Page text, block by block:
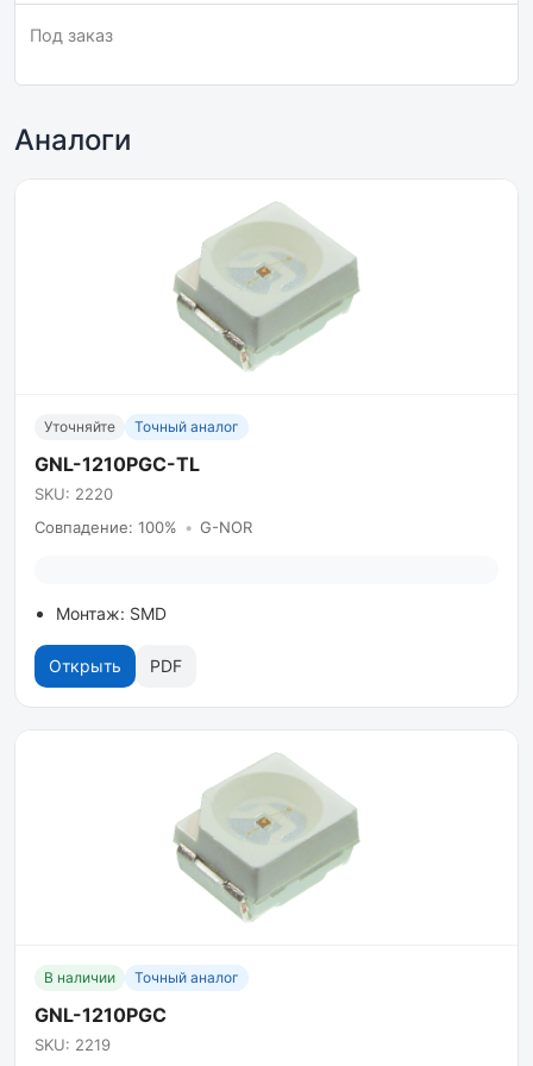
Под заказ
Аналоги
Уточняйте Точный аналог
GNL-1210PGC-TL
SKU: 2220
Совпадение: 100% • G-NOR
Монтаж: SMD
Открыть PDF
В наличии Точный аналог
GNL-1210PGC
SKU: 2219